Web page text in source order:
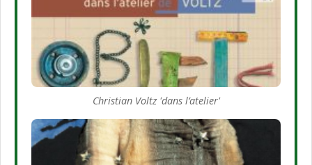
Christian Voltz 'dans l’atelier'